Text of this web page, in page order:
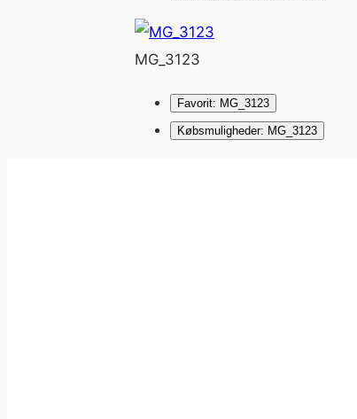
MG_3123
Favorit: MG_3123
Købsmuligheder: MG_3123